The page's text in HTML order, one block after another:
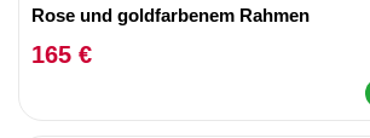
Rose und goldfarbenem Rahmen
165 €